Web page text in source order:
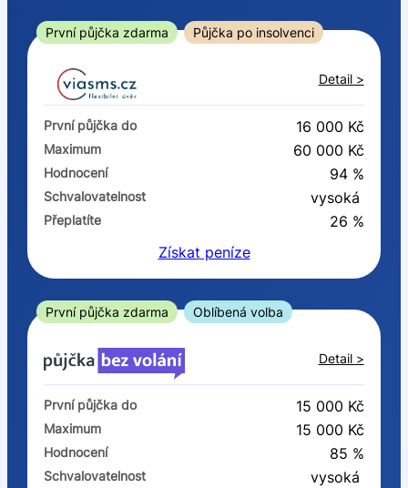
Od
První půjčka zdarma
–
ano
Ve zkušebce
ano
ne
V exekuci
ano
ne
Po insolvenci
První půjčka zdarma Půjčka po insolvenci
Detail >
První půjčka do 16 000 Kč
Maximum 60 000 Kč
Hodnocení 94 %
Schvalovatelnost vysoká
Přeplatíte
26 %
Získat peníze
První půjčka zdarma Oblíbená volba
Detail >
První půjčka do 15 000 Kč
Maximum 15 000 Kč
Hodnocení 85 %
Schvalovatelnost vysoká